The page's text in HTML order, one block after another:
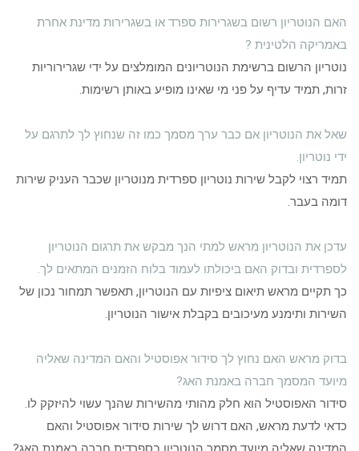
האם הנוטריון רשום בשגרירות ספרד או בשגרירות מדינת אחרת
באמריקה הלטינית ?
נוטריון הרשום ברשימת הנוטריונים המומלצים על ידי שגרירוריות
זרות, תמיד עדיף על פני מי שאינו מופיע באותן רשימות.
שאל את הנוטריון אם כבר ערך מסמך כמו זה שנחוץ לך לתרגם על
ידי נוטריון.
תמיד רצוי לקבל שירות נוטריון ספרדית מנוטריון שכבר העניק שירות
דומה בעבר.
עדכן את הנוטריון מראש למתי הנך מבקש את תרגום הנוטריון
לספרדית ובדוק האם ביכולתו לעמוד בלוח הזמנים המתאים לך.
כך תקיים מראש תיאום ציפיות עם הנוטריון, תאפשר תמחור נכון של
השירות ותימנע מעיכובים בקבלת אישור הנוטריון.
בדוק מראש האם נחוץ לך סידור אפוסטיל והאם המדינה שאליה
מיועד המסמך חברה באמנת האג?
סידור האפוסטיל הוא חלק מהותי מהשירות שהנך עשוי להיזקק לו.
כדאי לדעת מראש, האם דרוש לך שירות סידור אפוסטיל והאם